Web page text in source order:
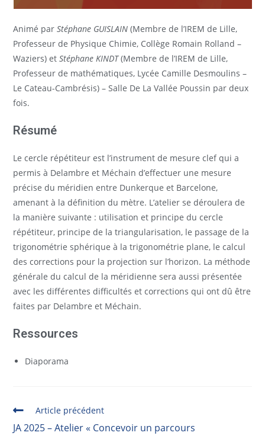
Animé parStéphane GUISLAIN (Membre de l’IREM de Lille,
Professeur de Physique Chimie, Collège Romain Rolland –
Waziers) etStéphane KINDT(Membre de l’IREM de Lille,
Professeur de mathématiques, Lycée Camille Desmoulins –
Le Cateau-Cambrésis) – Salle De La Vallée Poussin par deux
fois.
Résumé
Le cercle répétiteur est l’instrument de mesure clef qui a
permis à Delambre et Méchain d’effectuer une mesure
précise du méridien entre Dunkerque et Barcelone,
amenant à la définition du mètre. L’atelier se déroulera de
la manière suivante : utilisation et principe du cercle
répétiteur, principe de la triangularisation, le passage de la
trigonométrie sphérique à la trigonométrie plane, le calcul
des corrections pour la projection sur l’horizon. La méthode
générale du calcul de la méridienne sera aussi présentée
avec les différentes difficultés et corrections qui ont dû être
faites par Delambre et Méchain.
Ressources
Diaporama
Article précédent
JA 2025 – Atelier « Concevoir un parcours